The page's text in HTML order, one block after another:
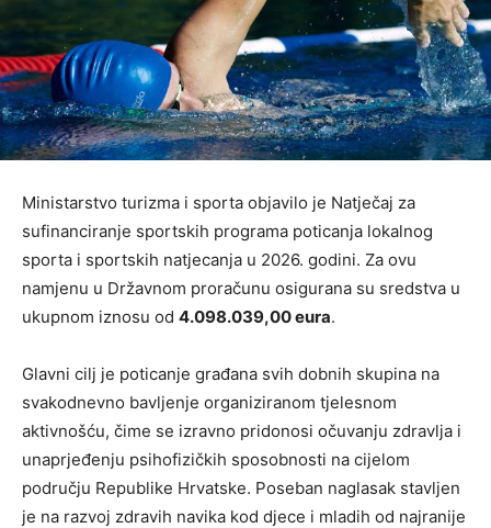
Ministarstvo turizma i sporta objavilo je Natječaj za
sufinanciranje sportskih programa poticanja lokalnog
sporta i sportskih natjecanja u 2026. godini. Za ovu
namjenu u Državnom proračunu osigurana su sredstva u
ukupnom iznosu od 4.098.039,00 eura.
Glavni cilj je poticanje građana svih dobnih skupina na
svakodnevno bavljenje organiziranom tjelesnom
aktivnošću, čime se izravno pridonosi očuvanju zdravlja i
unaprjeđenju psihofizičkih sposobnosti na cijelom
području Republike Hrvatske. Poseban naglasak stavljen
je na razvoj zdravih navika kod djece i mladih od najranije